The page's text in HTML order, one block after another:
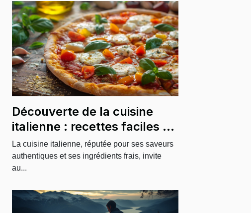
Découverte de la cuisine
italienne : recettes faciles à
suivre
La cuisine italienne, réputée pour ses saveurs
authentiques et ses ingrédients frais, invite
au...